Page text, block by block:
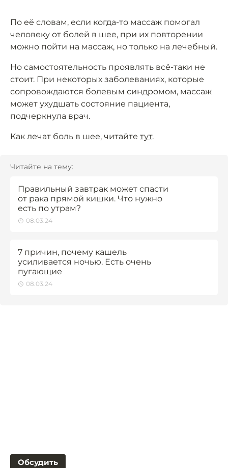
По её словам, если когда-то массаж помогал
человеку от болей в шее, при их повторении
можно пойти на массаж, но только на лечебный.
Но самостоятельность проявлять всё-таки не
стоит. При некоторых заболеваниях, которые
сопровождаются болевым синдромом, массаж
может ухудшать состояние пациента,
подчеркнула врач.
Как лечат боль в шее, читайте тут.
Читайте на тему:
Правильный завтрак может спасти
от рака прямой кишки. Что нужно
есть по утрам?
08.03.24
7 причин, почему кашель
усиливается ночью. Есть очень
пугающие
08.03.24
Обсудить